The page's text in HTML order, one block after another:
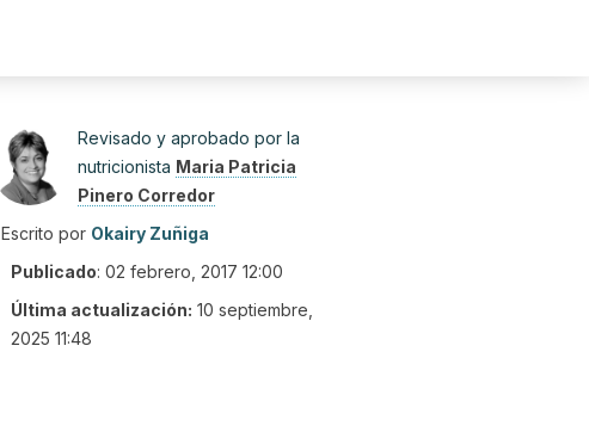
Revisado y aprobado por la
nutricionista Maria Patricia
Pinero Corredor
Escrito por Okairy Zuñiga
Publicado: 02 febrero, 2017 12:00
Última actualización: 10 septiembre,
2025 11:48